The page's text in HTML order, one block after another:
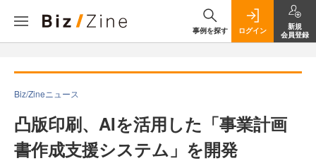
事例を探す ログイン
新規
会員登録
Biz/Zineニュース
凸版印刷、AIを活用した「事業計画
書作成支援システム」を開発